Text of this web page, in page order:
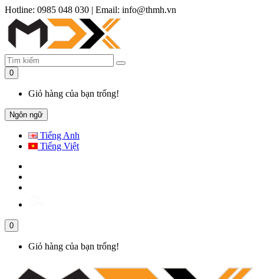
Hotline: 0985 048 030 | Email: info@thmh.vn
0
Giỏ hàng của bạn trống!
Ngôn ngữ
Tiếng Anh
Tiếng Việt
0
Giỏ hàng của bạn trống!